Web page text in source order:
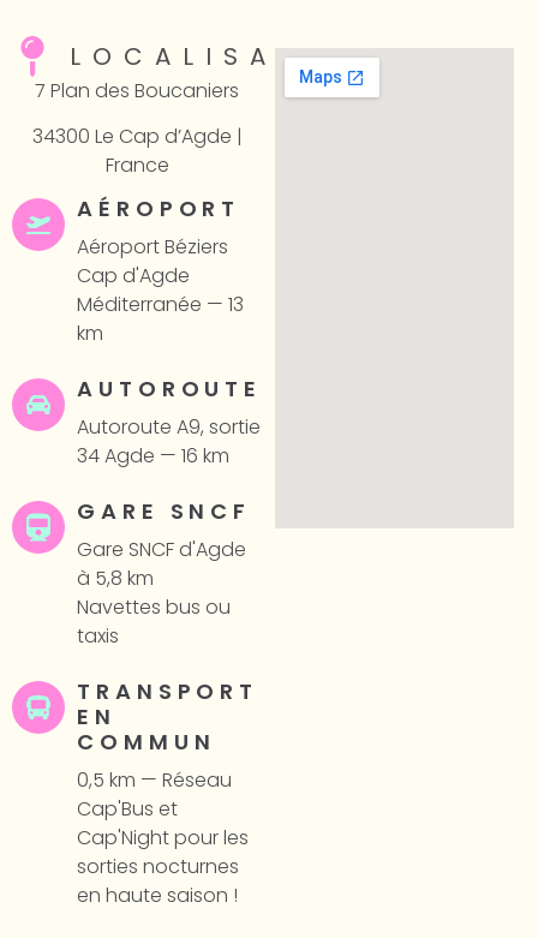
LOCALISATION
7 Plan des Boucaniers
34300 Le Cap d’Agde |
France
AÉROPORT
Aéroport Béziers
Cap d'Agde
Méditerranée — 13
km
AUTOROUTE
Autoroute A9, sortie
34 Agde — 16 km
GARE SNCF
Gare SNCF d'Agde
à 5,8 km
Navettes bus ou
taxis
TRANSPORT
EN
COMMUN
0,5 km — Réseau
Cap'Bus et
Cap'Night pour les
sorties nocturnes
en haute saison !